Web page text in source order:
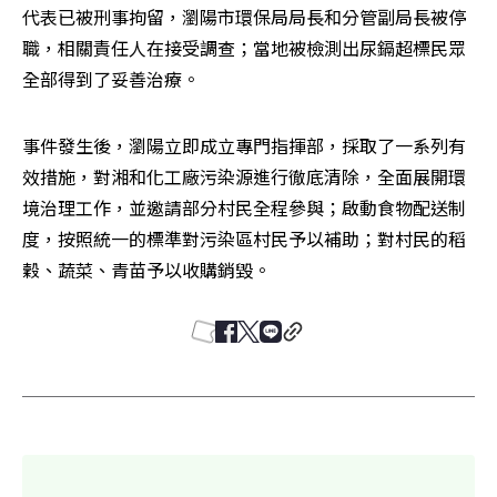
代表已被刑事拘留，瀏陽市環保局局長和分管副局長被停
職，相關責任人在接受調查；當地被檢測出尿鎘超標民眾
全部得到了妥善治療。
事件發生後，瀏陽立即成立專門指揮部，採取了一系列有
效措施，對湘和化工廠污染源進行徹底清除，全面展開環
境治理工作，並邀請部分村民全程參與；啟動食物配送制
度，按照統一的標準對污染區村民予以補助；對村民的稻
穀、蔬菜、青苗予以收購銷毀。